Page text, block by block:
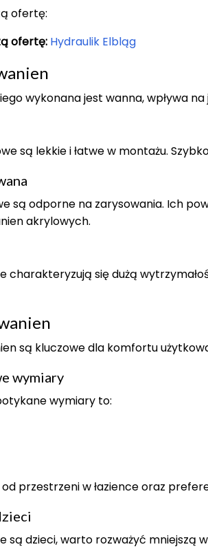
ofertę:
ofertę: Hydraulik Elbląg
wykonana jest wanna, wpływa
są lekkie i łatwe w montażu.
są odporne na zarysowania. Ich
akrylowych.
charakteryzują się dużą
są kluczowe dla komfortu
wymiary
wymiary to:
przestrzeni w łazience oraz
są dzieci, warto rozważyć mniejszą